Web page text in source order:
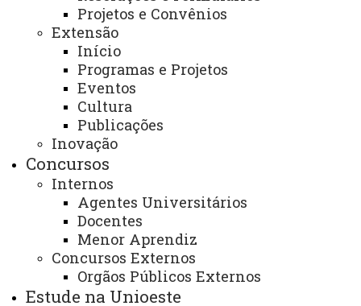
Projetos e Convênios
Extensão
Início
Programas e Projetos
Eventos
Cultura
Publicações
Inovação
Concursos
Internos
Agentes Universitários
Docentes
Menor Aprendiz
Concursos Externos
Orgãos Públicos Externos
Estude na Unioeste
Identidade Visual
Mapa do Site
Ouvidoria
Portal Office 365
Sistemas
Telefones
Webmail
Secretaria Geral